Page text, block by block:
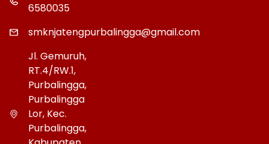
6580035
smknjatengpurbalingga@gmail.com
Jl. Gemuruh,
RT.4/RW.1,
Purbalingga,
Purbalingga
Lor, Kec.
Purbalingga,